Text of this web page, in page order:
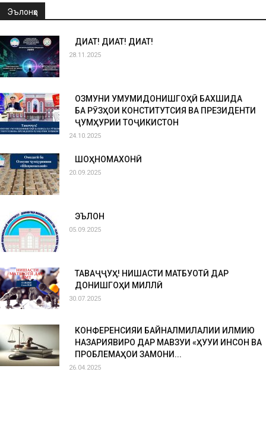
Эълонҳо
ДИҚҚАТ! ДИҚҚАТ! ДИҚҚАТ!
28.11.2025
ОЗМУНИ УМУМИДОНИШГОҲӢ БАХШИДА
БА РӮЗҲОИ КОНСТИТУТСИЯ ВА ПРЕЗИДЕНТИ
ҶУМҲУРИИ ТОҶИКИСТОН
24.10.2025
ШОҲНОМАХОНӢ
20.09.2025
ЭЪЛОН
05.09.2025
ТАВАҶҶУҲ! НИШАСТИ МАТБУОТӢ ДАР
ДОНИШГОҲИ МИЛЛӢ
30.07.2025
КОНФЕРЕНСИЯИ БАЙНАЛМИЛАЛИИ ИЛМИЮ
НАЗАРИЯВИРО ДАР МАВЗУИ «ҲУҚУҚИ ИНСОН ВА
ПРОБЛЕМАҲОИ ЗАМОНИ...
26.04.2025